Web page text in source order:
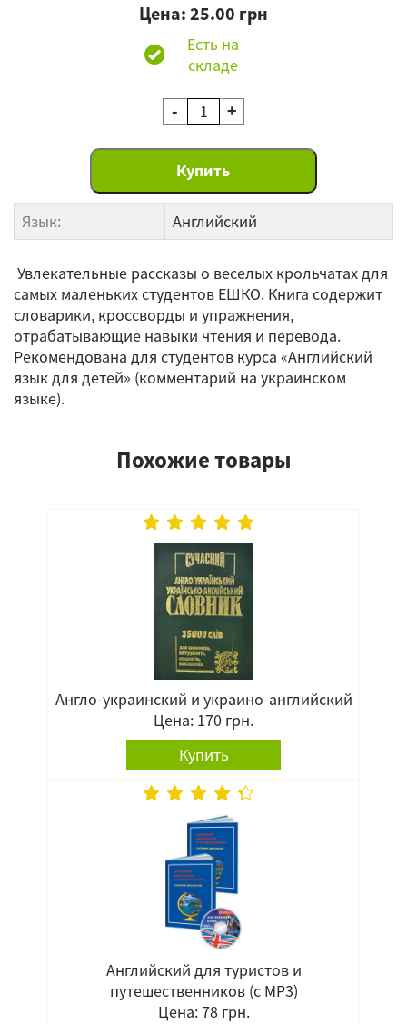
Цена: 25.00 грн
Есть на
складе
- +
Язык: Английский
Увлекательные рассказы о веселых крольчатах для
самых маленьких студентов ЕШКО. Книга содержит
словарики, кроссворды и упражнения,
отрабатывающие навыки чтения и перевода.
Рекомендована для студентов курса «Английский
язык для детей» (комментарий на украинском
языке).
Похожие товары
Англо-украинский и украино-английский
Цена: 170 грн.
Купить
Английский для туристов и
путешественников (с MP3)
Цена: 78 грн.